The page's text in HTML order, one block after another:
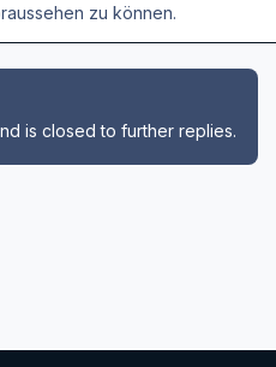
zu können.
is closed to further replies.